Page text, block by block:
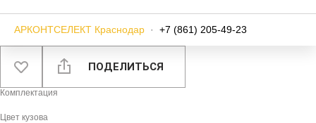
АРКОНТСЕЛЕКТ Краснодар · +7 (861) 205-49-23
ПОДЕЛИТЬСЯ
Комплектация
Цвет кузова